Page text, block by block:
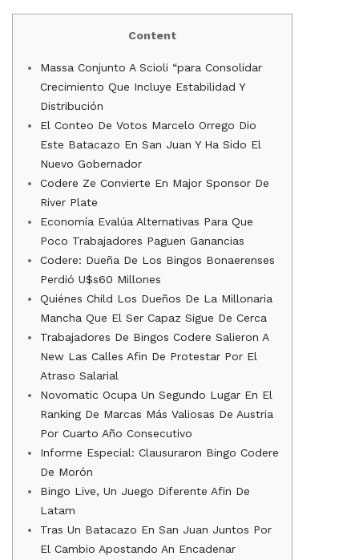
Content
Massa Conjunto A Scioli “para Consolidar
Crecimiento Que Incluye Estabilidad Y
Distribución
El Conteo De Votos Marcelo Orrego Dio
Este Batacazo En San Juan Y Ha Sido El
Nuevo Gobernador
Codere Ze Convierte En Major Sponsor De
River Plate
Economía Evalúa Alternativas Para Que
Poco Trabajadores Paguen Ganancias
Codere: Dueña De Los Bingos Bonaerenses
Perdió U$s60 Millones
Quiénes Child Los Dueños De La Millonaria
Mancha Que El Ser Capaz Sigue De Cerca
Trabajadores De Bingos Codere Salieron A
New Las Calles Afin De Protestar Por El
Atraso Salarial
Novomatic Ocupa Un Segundo Lugar En El
Ranking De Marcas Más Valiosas De Austria
Por Cuarto Año Consecutivo
Informe Especial: Clausuraron Bingo Codere
De Morón
Bingo Live, Un Juego Diferente Afin De
Latam
Tras Un Batacazo En San Juan Juntos Por
El Cambio Apostando An Encadenar